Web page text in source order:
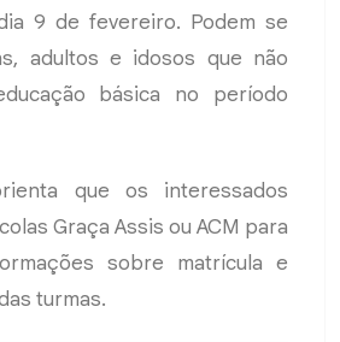
9 de fevereiro. Podem se
adultos e idosos que não
básica no período
que os interessados
Graça Assis ou ACM para
sobre matrícula e
turmas.